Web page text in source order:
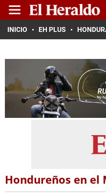
INICIO EH PLUS
Hondureños en el